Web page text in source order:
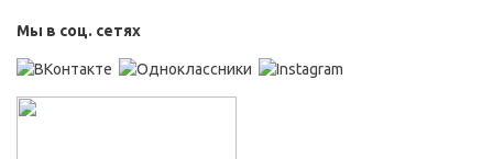
Мы в соц. сетях